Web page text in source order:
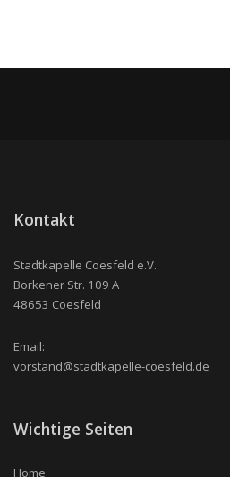
Kontakt
Stadtkapelle Coesfeld e.V.
Borkener Str. 109 A
48653 Coesfeld
Email:
vorstand@stadtkapelle-coesfeld.de
Wichtige Seiten
Home